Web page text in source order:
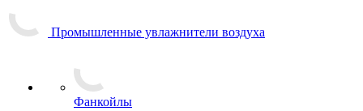
Промышленные увлажнители воздуха
Фанкойлы